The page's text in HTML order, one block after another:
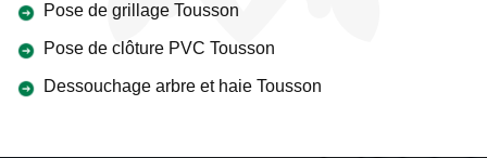
Pose de grillage Tousson
Pose de clôture PVC Tousson
Dessouchage arbre et haie Tousson